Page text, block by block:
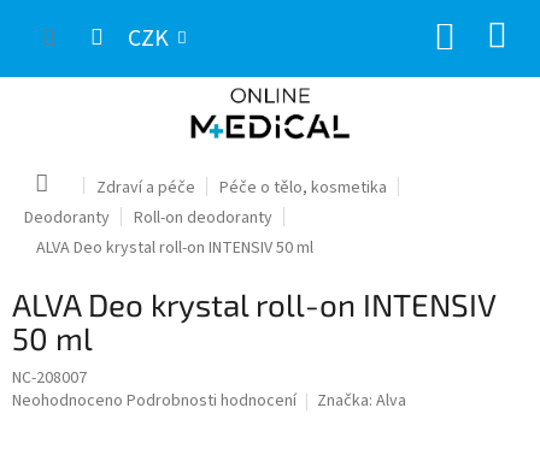
CZK
Domů Zdraví a péče
Péče o tělo, kosmetika
Deodoranty
Roll-on deodoranty
ALVA Deo krystal roll-on INTENSIV 50 ml
ALVA Deo krystal roll-on INTENSIV
50 ml
NC-208007
Průměrné
Neohodnoceno Podrobnosti hodnocení Značka: Alva